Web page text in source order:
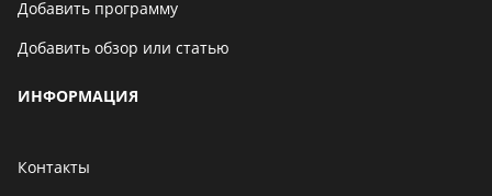
Добавить программу
Добавить обзор или статью
ИНФОРМАЦИЯ
Контакты